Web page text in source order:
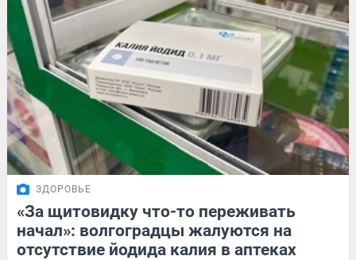
ЗДОРОВЬЕ
«За щитовидку что-то переживать
начал»: волгоградцы жалуются на
отсутствие йодида калия в аптеках